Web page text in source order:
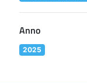
Anno
2025